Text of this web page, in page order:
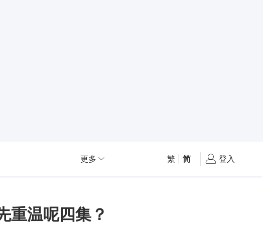
更多 繁 简 登入
温呢四集？